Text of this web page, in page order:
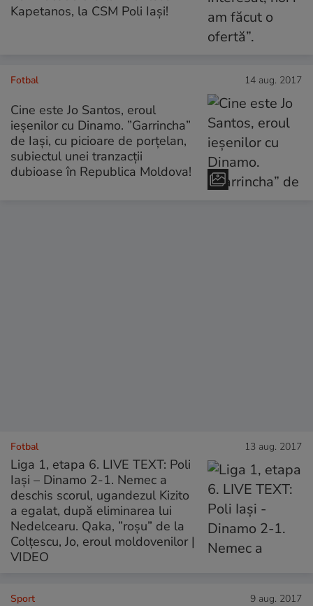
Kapetanos, la CSM Poli Iași!
Fotbal 14 aug. 2017
Cine este Jo Santos, eroul
ieșenilor cu Dinamo. ”Garrincha”
de Iași, cu picioare de porțelan,
subiectul unei tranzacții
dubioase în Republica Moldova!
Fotbal 13 aug. 2017
Liga 1, etapa 6. LIVE TEXT: Poli
Iaşi – Dinamo 2-1. Nemec a
deschis scorul, ugandezul Kizito
a egalat, după eliminarea lui
Nedelcearu. Qaka, ”roșu” de la
Colțescu, Jo, eroul moldovenilor |
VIDEO
Sport 9 aug. 2017